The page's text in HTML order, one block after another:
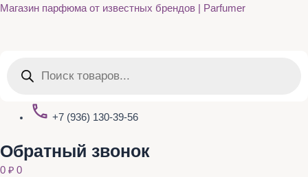
Перейти
Магазин парфюма от известных брендов | Parfumer
товаров
+7 (936) 130-39-56
Обратный звонок
0 ₽ 0
Quantity